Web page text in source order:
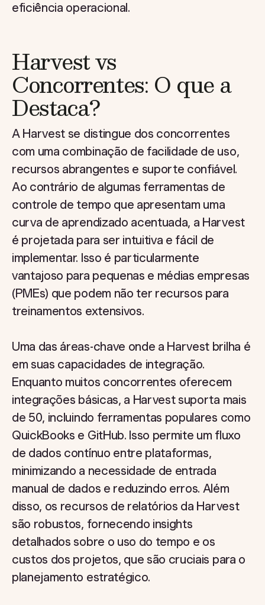
eficiência operacional.
Harvest vs
Concorrentes: O que a
Destaca?
A Harvest se distingue dos concorrentes
com uma combinação de facilidade de uso,
recursos abrangentes e suporte confiável.
Ao contrário de algumas ferramentas de
controle de tempo que apresentam uma
curva de aprendizado acentuada, a Harvest
é projetada para ser intuitiva e fácil de
implementar. Isso é particularmente
vantajoso para pequenas e médias empresas
(PMEs) que podem não ter recursos para
treinamentos extensivos.
Uma das áreas-chave onde a Harvest brilha é
em suas capacidades de integração.
Enquanto muitos concorrentes oferecem
integrações básicas, a Harvest suporta mais
de 50, incluindo ferramentas populares como
QuickBooks e GitHub. Isso permite um fluxo
de dados contínuo entre plataformas,
minimizando a necessidade de entrada
manual de dados e reduzindo erros. Além
disso, os recursos de relatórios da Harvest
são robustos, fornecendo insights
detalhados sobre o uso do tempo e os
custos dos projetos, que são cruciais para o
planejamento estratégico.